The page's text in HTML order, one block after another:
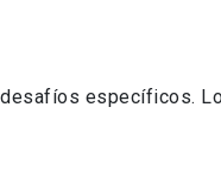
específicos.